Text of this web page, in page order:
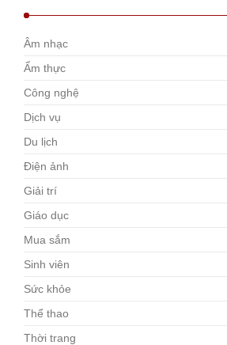
Âm nhạc
Ẩm thực
Công nghệ
Dịch vụ
Du lịch
Điện ảnh
Giải trí
Giáo dục
Mua sắm
Sinh viên
Sức khỏe
Thể thao
Thời trang